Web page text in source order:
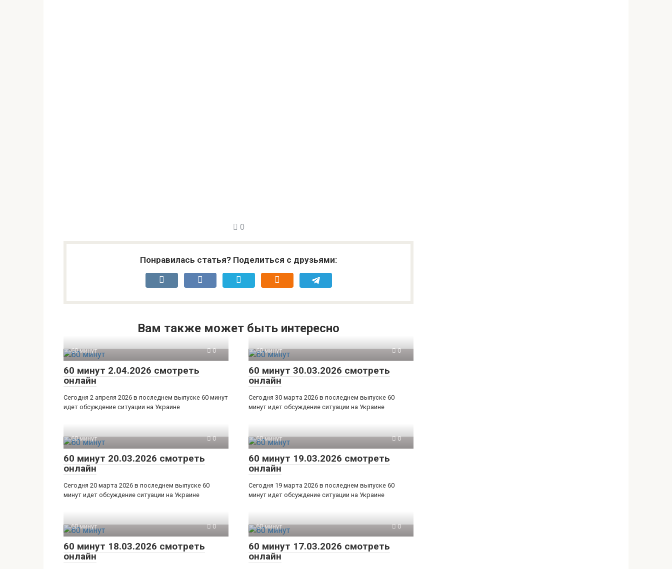
0
Понравилась статья? Поделиться с друзьями:
Вам также может быть интересно
60 минут 0
60 минут 2.04.2026 смотреть
онлайн
Сегодня 2 апреля 2026 в последнем выпуске 60 минут
идет обсуждение ситуации на Украине
60 минут 0
60 минут 30.03.2026 смотреть
онлайн
Сегодня 30 марта 2026 в последнем выпуске 60
минут идет обсуждение ситуации на Украине
60 минут 0
60 минут 20.03.2026 смотреть
онлайн
Сегодня 20 марта 2026 в последнем выпуске 60
минут идет обсуждение ситуации на Украине
60 минут 0
60 минут 19.03.2026 смотреть
онлайн
Сегодня 19 марта 2026 в последнем выпуске 60
минут идет обсуждение ситуации на Украине
60 минут 0
60 минут 18.03.2026 смотреть
онлайн
60 минут 0
60 минут 17.03.2026 смотреть
онлайн